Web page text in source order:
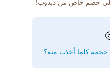
على خصم خاص من دبدوب!
حجمه كلما أخذت منه؟